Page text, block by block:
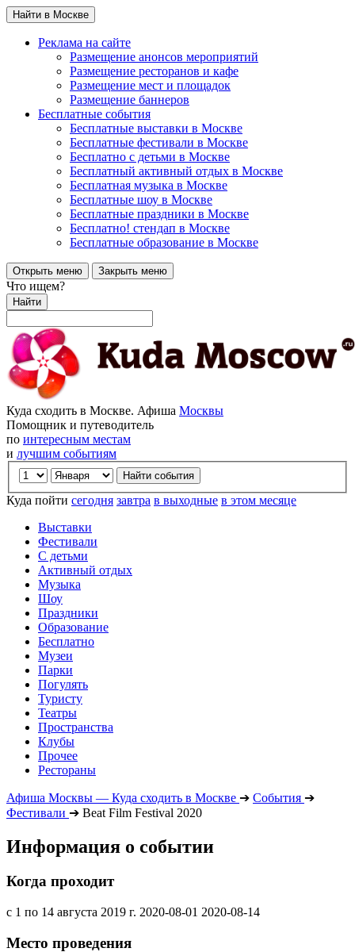
Найти в Москве
Реклама на сайте
Размещение анонсов мероприятий
Размещение ресторанов и кафе
Размещение мест и площадок
Размещение баннеров
Бесплатные события
Бесплатные выставки в Москве
Бесплатные фестивали в Москве
Бесплатно с детьми в Москве
Бесплатный активный отдых в Москве
Бесплатная музыка в Москве
Бесплатные шоу в Москве
Бесплатные праздники в Москве
Бесплатно! стендап в Москве
Бесплатные образование в Москве
Открыть меню Закрыть меню
Что ищем?
Найти
Куда сходить в Москве. Афиша Москвы
Помощник и путеводитель
по интересным местам
и лучшим событиям
Куда пойти сегодня завтра в выходные в этом месяце
Выставки
Фестивали
С детьми
Активный отдых
Музыка
Шоу
Праздники
Образование
Бесплатно
Музеи
Парки
Погулять
Туристу
Театры
Пространства
Клубы
Прочее
Рестораны
Афиша Москвы — Куда сходить в Москве ➔ События ➔
Фестивали ➔ Beat Film Festival 2020
Информация о событии
Когда проходит
с 1 по 14 августа 2019 г. 2020-08-01 2020-08-14
Место проведения